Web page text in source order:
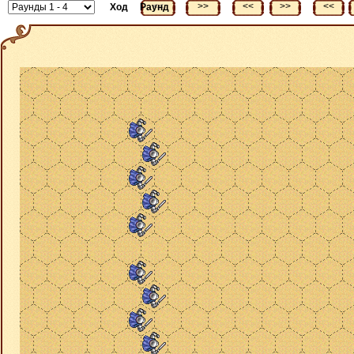
<< >> <<
Ход >> <<
Раунд